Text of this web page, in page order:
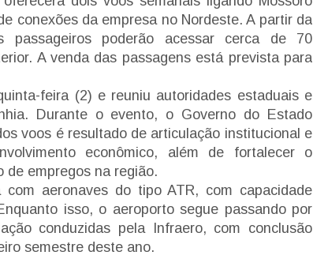
conexões da empresa no Nordeste. A partir da
passageiros poderão acessar cerca de 70
A venda das passagens está prevista para
feira (2) e reuniu autoridades estaduais e
Durante o evento, o Governo do Estado
voos é resultado de articulação institucional e
econômico, além de fortalecer o
de empregos na região.
com aeronaves do tipo ATR, com capacidade
isso, o aeroporto segue passando por
conduzidas pela Infraero, com conclusão
semestre deste ano.